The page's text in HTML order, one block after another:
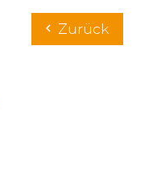
chevron_left Zurück